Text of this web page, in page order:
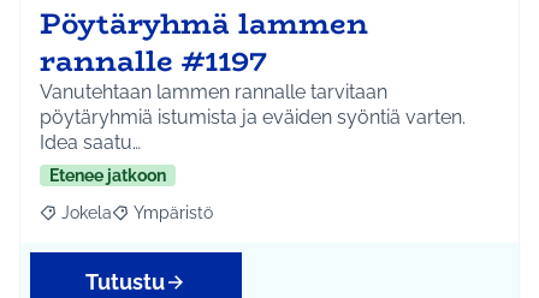
Pöytäryhmä lammen
rannalle #1197
Vanutehtaan lammen rannalle tarvitaan
pöytäryhmiä istumista ja eväiden syöntiä varten.
Idea saatu…
Etenee jatkoon
Rajaa tulokset aihepiirin mukaan: Jokela
Jokela Rajaa tulokset teeman mukaan: Ympäristö
Ympäristö
Tutustu